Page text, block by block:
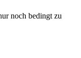
noch bedingt zu